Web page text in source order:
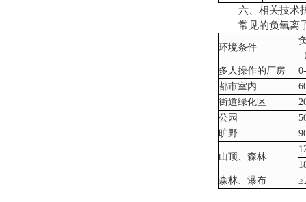
六、相关技术
常见的负氧离子
环境条件
多人操作的厂房
都市室内
街道绿化区
公园
旷野
山顶、森林
森林、瀑布
≥